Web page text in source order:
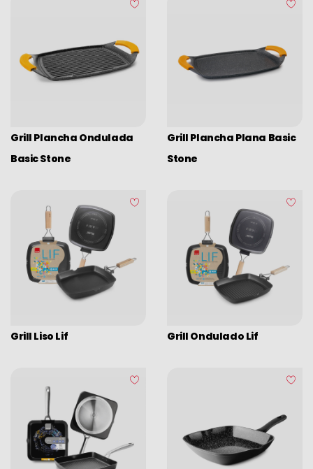
Vajilla desechable eco
Expositores
Grill Plancha Ondulada
Basic Stone
Grill Plancha Plana Basic
Stone
Grill Liso Lif Grill Ondulado Lif